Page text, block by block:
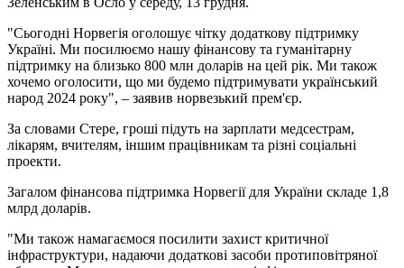
"Сьогодні Норвегія оголошує чітку додаткову підтримку
Україні. Ми посилюємо нашу фінансову та гуманітарну
підтримку на близько 800 млн доларів на цей рік. Ми також
хочемо оголосити, що ми будемо підтримувати український
народ 2024 року", – заявив норвезький прем'єр.
За словами Стере, гроші підуть на зарплати медсестрам,
лікарям, вчителям, іншим працівникам та різні соціальні
проекти.
Загалом фінансова підтримка Норвегії для України складе 1,8
млрд доларів.
"Ми також намагаємося посилити захист критичної
інфраструктури, надаючи додаткові засоби протиповітряної